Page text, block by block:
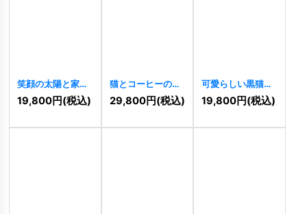
笑顔の太陽と家の
温かいコミュニテ
ィロゴ [ 11195]
19,800円(税込)
猫とコーヒーの癒
しロゴ[11123]
29,800円(税込)
可愛らしい黒猫の
ロゴ[11121]
19,800円(税込)